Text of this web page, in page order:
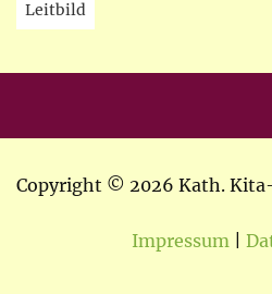
Leitbild
Copyright © 2026 Kath.
Impressum